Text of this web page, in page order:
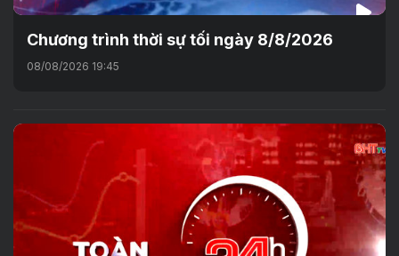
Chương trình thời sự tối ngày 8/8/2026
08/08/2026 19:45